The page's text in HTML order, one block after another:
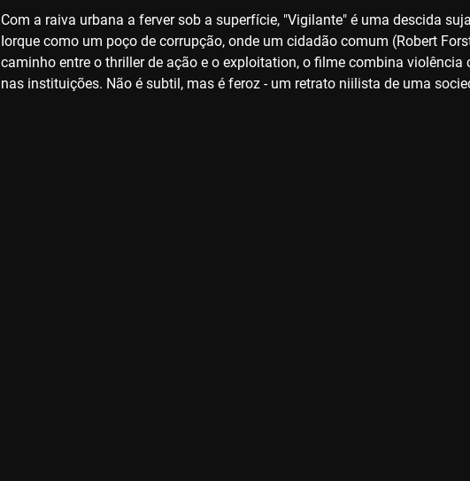
Com a raiva urbana a ferver sob a superfície, "Vigilante" é uma descida
Iorque como um poço de corrupção, onde um cidadão comum (Robert
caminho entre o thriller de ação e o exploitation, o filme combina
nas instituições. Não é subtil, mas é feroz - um retrato niilista de uma